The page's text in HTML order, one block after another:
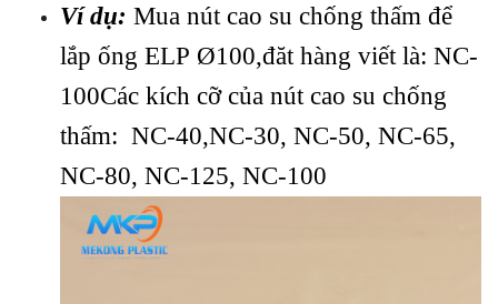
Ví dụ: Mua nút cao su chống thấm để
lắp ống ELP Ø100,đăt hàng viết là: NC-
100Các kích cỡ của nút cao su chống
thấm: NC-40,NC-30, NC-50, NC-65,
NC-80, NC-125, NC-100